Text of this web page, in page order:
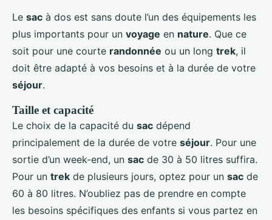
Le sac à dos est sans doute l’un des équipements les
plus importants pour un voyage en nature. Que ce
soit pour une courte randonnée ou un long trek, il
doit être adapté à vos besoins et à la durée de votre
séjour.
Taille et capacité
Le choix de la capacité du sac dépend
principalement de la durée de votre séjour. Pour une
sortie d’un week-end, un sac de 30 à 50 litres suffira.
Pour un trek de plusieurs jours, optez pour un sac de
60 à 80 litres. N’oubliez pas de prendre en compte
les besoins spécifiques des enfants si vous partez en